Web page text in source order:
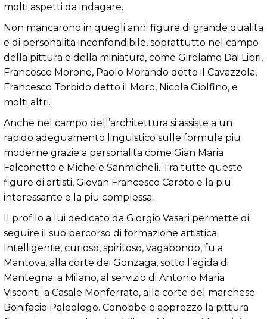
molti aspetti da indagare.
Non mancarono in quegli anni figure di grande qualita
e di personalita inconfondibile, soprattutto nel campo
della pittura e della miniatura, come Girolamo Dai Libri,
Francesco Morone, Paolo Morando detto il Cavazzola,
Francesco Torbido detto il Moro, Nicola Giolfino, e
molti altri.
Anche nel campo dell’architettura si assiste a un
rapido adeguamento linguistico sulle formule piu
moderne grazie a personalita come Gian Maria
Falconetto e Michele Sanmicheli. Tra tutte queste
figure di artisti, Giovan Francesco Caroto e la piu
interessante e la piu complessa.
Il profilo a lui dedicato da Giorgio Vasari permette di
seguire il suo percorso di formazione artistica.
Intelligente, curioso, spiritoso, vagabondo, fu a
Mantova, alla corte dei Gonzaga, sotto l’egida di
Mantegna; a Milano, al servizio di Antonio Maria
Visconti; a Casale Monferrato, alla corte del marchese
Bonifacio Paleologo. Conobbe e apprezzo la pittura